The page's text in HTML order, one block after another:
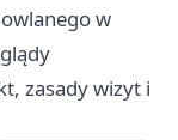
w
zasady wizyt i